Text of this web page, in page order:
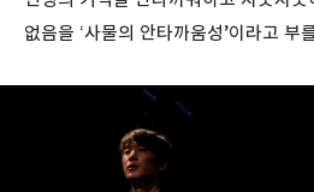
없음을 ‘사물의 안타까움성’이라고 부